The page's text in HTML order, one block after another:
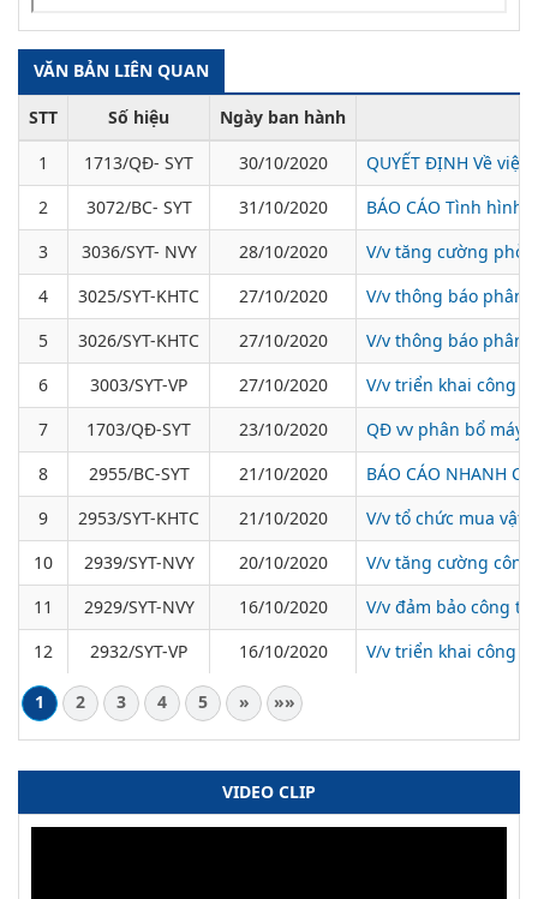
VĂN BẢN LIÊN QUAN
STT Số hiệu
Ngày ban hành
1
1713/QĐ- SYT 30/10/2020
QUYẾT ĐỊNH Về
2
3072/BC- SYT 31/10/2020
BÁO CÁO Tình hình
3
3036/SYT- NVY 28/10/2020
V/v tăng cường
4
3025/SYT-KHTC 27/10/2020
V/v thông báo phân
5
3026/SYT-KHTC 27/10/2020
V/v thông báo phân
6
3003/SYT-VP 27/10/2020
V/v triển khai công
7
1703/QĐ-SYT 23/10/2020
QĐ vv phân bổ máy
8
2955/BC-SYT 21/10/2020
BÁO CÁO NHANH
9
2953/SYT-KHTC 21/10/2020
V/v tổ chức mua vật
10
2939/SYT-NVY 20/10/2020
V/v tăng cường
11
2929/SYT-NVY 16/10/2020
V/v đảm bảo công
12
2932/SYT-VP 16/10/2020 V/v triển khai công
1 2 3 4 5 » »»
VIDEO CLIP